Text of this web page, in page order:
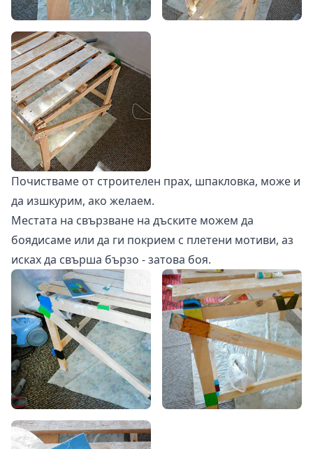
Почистваме от строителен прах, шпакловка, може и
да изшкурим, ако желаем.
Местата на свързване на дъските можем да
боядисаме или да ги покрием с плетени мотиви, аз
исках да свърша бързо - затова боя.